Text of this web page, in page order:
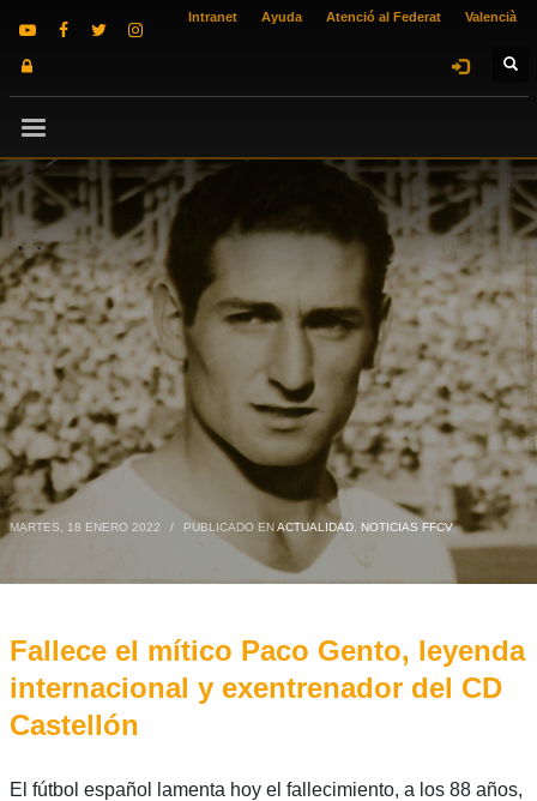
Intranet Ayuda Atenció al Federat Valencià
MARTES, 18 ENERO 2022 / PUBLICADO ENACTUALIDAD, NOTICIAS FFCV
Fallece el mítico Paco Gento, leyenda
internacional y exentrenador del CD
Castellón
El fútbol español lamenta hoy el fallecimiento, a los 88 años,